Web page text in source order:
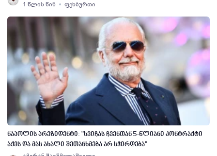
1 წლის წინ
ფეხბურთი
ნაპოლის პრეზიდენტი: "ხვიჩას ჩვენთან 5-წლიანი კონტრაქტი
აქვს და მას ახალი შეთანხმება არ სჭირდება"